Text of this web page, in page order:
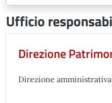
Ufficio
Direzione
Direzione amministrativa